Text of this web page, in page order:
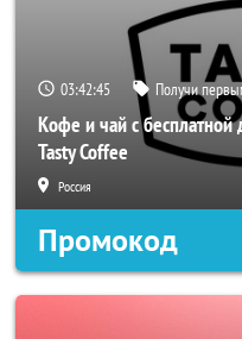
03:42:42 Получи
Кофе и чай с бесплатной
Tasty Coffee
Россия
Промокод